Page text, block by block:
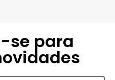
se para